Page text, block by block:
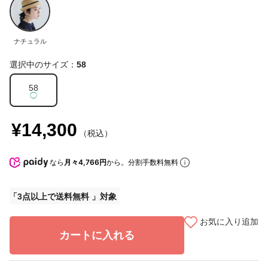
ナチュラル
選択中のサイズ： 58
58
◯
¥14,300 （税込）
なら 月々4,766円から。分割手数料無料
3点以上で送料無料
カートに入れる
お気に入り追加